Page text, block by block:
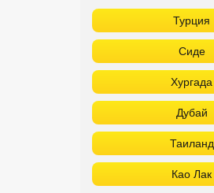
Турция
Сиде
Хургада
Дубай
Таиланд
Као Лак